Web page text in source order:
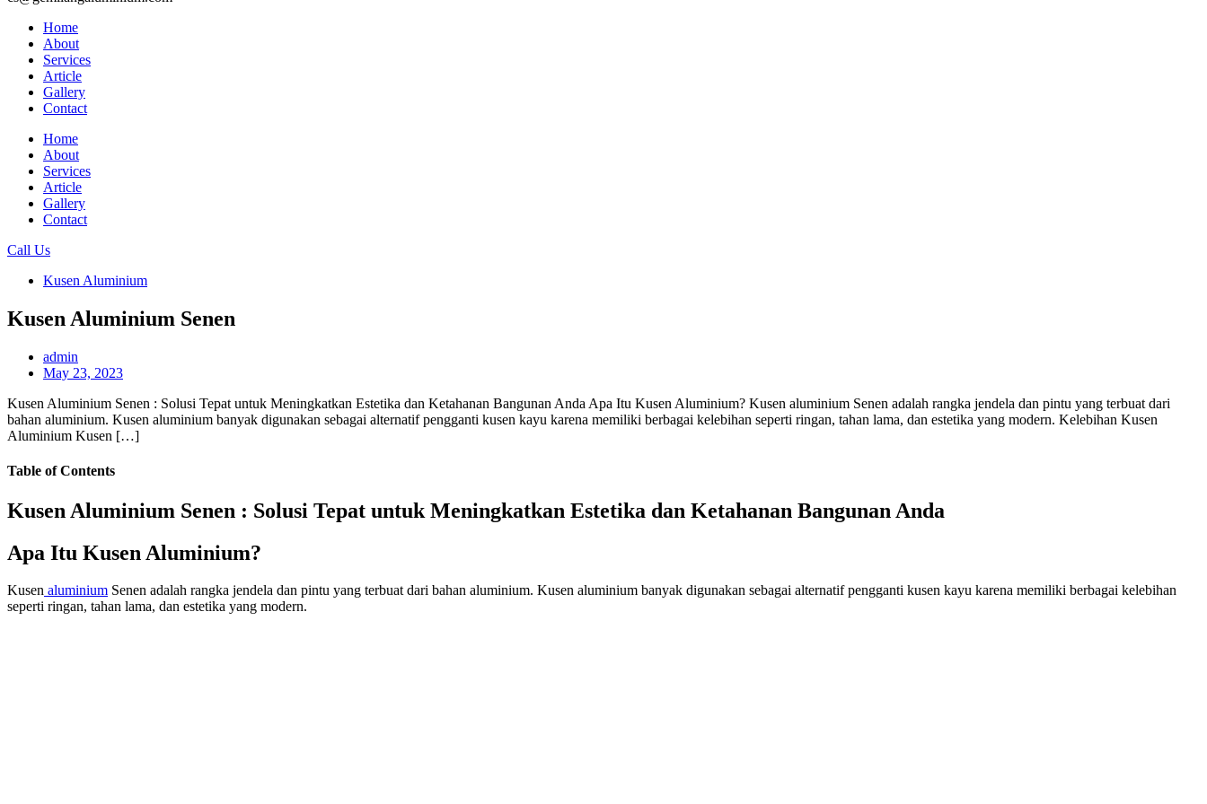
Home
About
Services
Article
Gallery
Contact
Home
About
Services
Article
Gallery
Contact
Call Us
Kusen Aluminium
Kusen Aluminium Senen
admin
May 23, 2023
Kusen Aluminium Senen : Solusi Tepat untuk Meningkatkan Estetika dan Ketahanan Bangunan Anda Apa Itu Kusen Aluminium? Kusen aluminium Senen adalah rangka jendela dan pintu yang terbuat dari
bahan aluminium. Kusen aluminium banyak digunakan sebagai alternatif pengganti kusen kayu karena memiliki berbagai kelebihan seperti ringan, tahan lama, dan estetika yang modern. Kelebihan Kusen
Aluminium Kusen […]
Table of Contents
Kusen Aluminium Senen : Solusi Tepat untuk Meningkatkan Estetika dan Ketahanan Bangunan Anda
Apa Itu Kusen Aluminium?
Kusen aluminium Senen adalah rangka jendela dan pintu yang terbuat dari bahan aluminium. Kusen aluminium banyak digunakan sebagai alternatif pengganti kusen kayu karena memiliki berbagai kelebihan
seperti ringan, tahan lama, dan estetika yang modern.